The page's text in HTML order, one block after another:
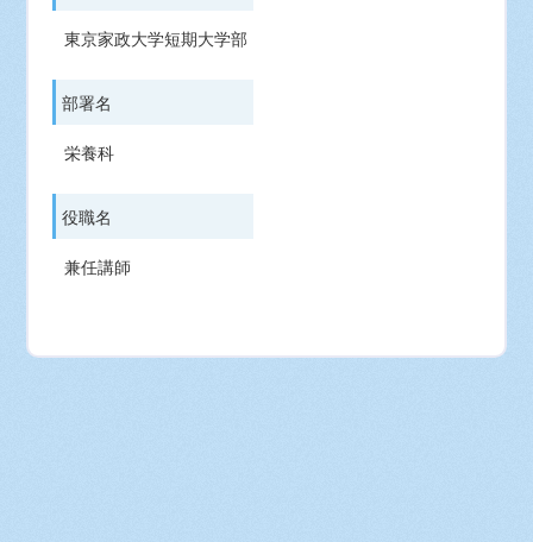
東京家政大学短期大学部
部署名
栄養科
役職名
兼任講師